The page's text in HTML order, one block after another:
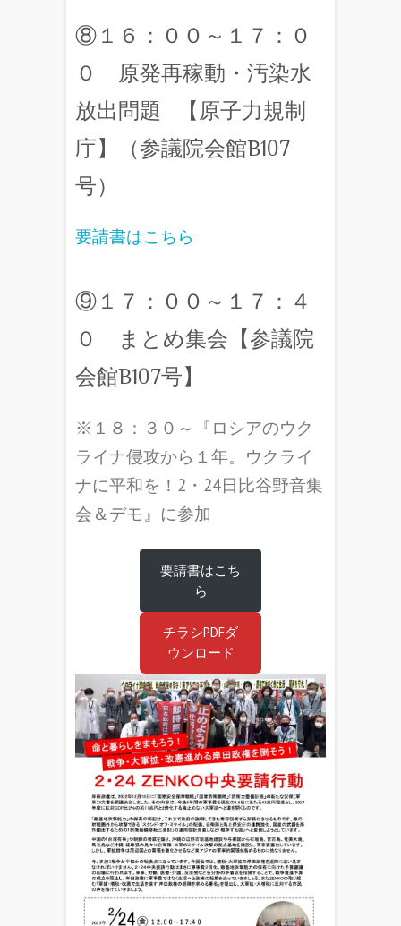
⑧１６：００～１７：０
０ 原発再稼動・汚染水
放出問題 【原子力規制
庁】（参議院会館B107
号）
要請書はこちら
⑨１７：００～１７：４
０ まとめ集会【参議院
会館B107号】
※１８：３０～『ロシアのウク
ライナ侵攻から１年。ウクライ
ナに平和を！2・24日比谷野音集
会＆デモ』に参加
要請書はこち
ら
チラシPDFダ
ウンロード